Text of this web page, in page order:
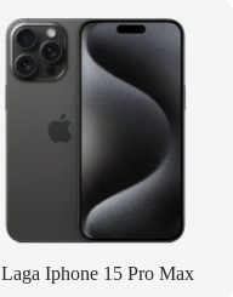
Laga Iphone 15 Pro Max